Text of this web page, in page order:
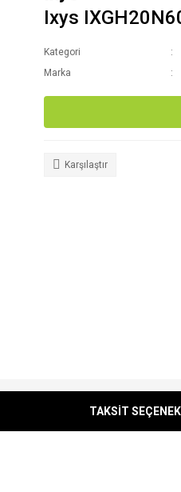
Ixys
Kategori
Marka
Karşılaştır
TAKSİT